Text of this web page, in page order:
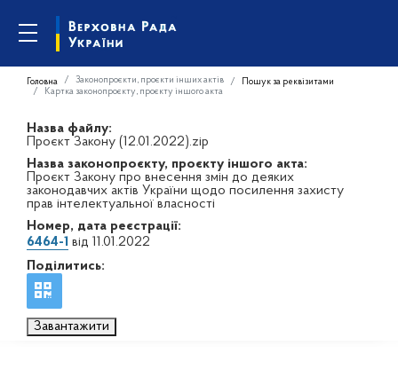
Головна Законопроєкти, проєкти інших актів
Пошук за реквізитами
Картка законопроєкту, проєкту іншого акта
Назва файлу:
Проєкт Закону (12.01.2022).zip
Назва законопроєкту, проєкту іншого акта:
Проєкт Закону про внесення змін до деяких
законодавчих актів України щодо посилення захисту
прав інтелектуальної власності
Номер, дата реєстрації:
6464-1 від 11.01.2022
Поділитись:
Завантажити